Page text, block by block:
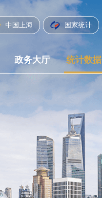
中国上海 国家统计
政务大厅 统计数据